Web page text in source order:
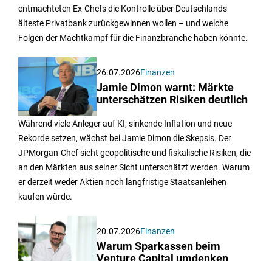
entmachteten Ex-Chefs die Kontrolle über Deutschlands
älteste Privatbank zurückgewinnen wollen – und welche
Folgen der Machtkampf für die Finanzbranche haben könnte.
26.07.2026Finanzen
Jamie Dimon warnt: Märkte
unterschätzen Risiken deutlich
Während viele Anleger auf KI, sinkende Inflation und neue
Rekorde setzen, wächst bei Jamie Dimon die Skepsis. Der
JPMorgan-Chef sieht geopolitische und fiskalische Risiken, die
an den Märkten aus seiner Sicht unterschätzt werden. Warum
er derzeit weder Aktien noch langfristige Staatsanleihen
kaufen würde.
20.07.2026Finanzen
Warum Sparkassen beim